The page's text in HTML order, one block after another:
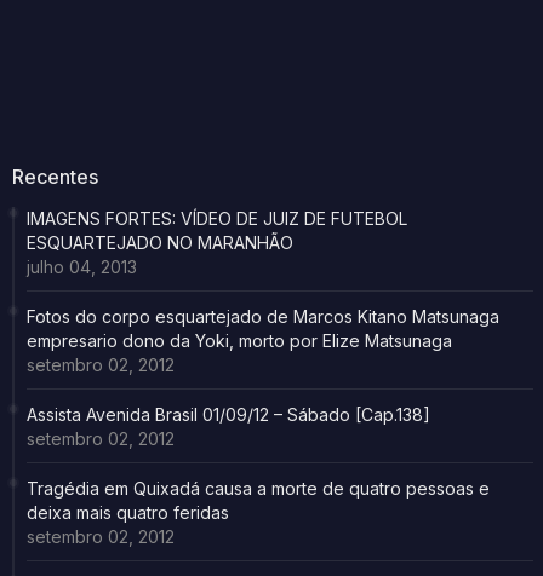
Recentes
IMAGENS FORTES: VÍDEO DE JUIZ DE FUTEBOL
ESQUARTEJADO NO MARANHÃO
julho 04, 2013
Fotos do corpo esquartejado de Marcos Kitano Matsunaga
empresario dono da Yoki, morto por Elize Matsunaga
setembro 02, 2012
Assista Avenida Brasil 01/09/12 – Sábado [Cap.138]
setembro 02, 2012
Tragédia em Quixadá causa a morte de quatro pessoas e
deixa mais quatro feridas
setembro 02, 2012